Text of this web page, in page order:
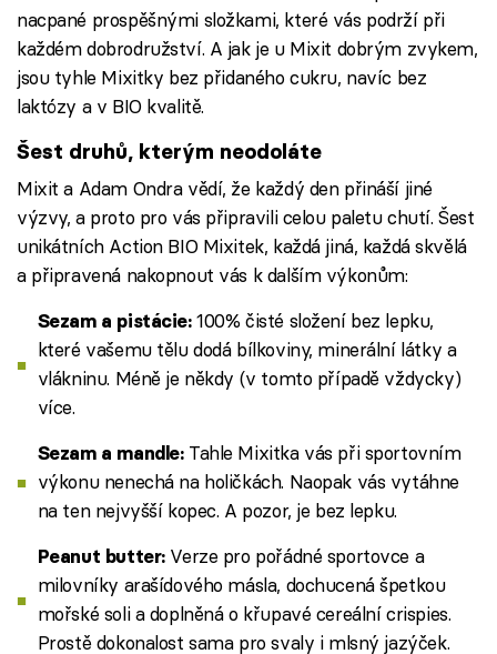
nacpané prospěšnými složkami, které vás podrží při
každém dobrodružství. A jak je u Mixit dobrým zvykem,
jsou tyhle Mixitky bez přidaného cukru, navíc bez
laktózy a v BIO kvalitě.
Šest druhů, kterým neodoláte
Mixit a Adam Ondra vědí, že každý den přináší jiné
výzvy, a proto pro vás připravili celou paletu chutí. Šest
unikátních Action BIO Mixitek, každá jiná, každá skvělá
a připravená nakopnout vás k dalším výkonům:
Sezam a pistácie:100% čisté složení bez lepku,
které vašemu tělu dodá bílkoviny, minerální látky a
vlákninu. Méně je někdy (v tomto případě vždycky)
více.
Sezam a mandle:Tahle Mixitka vás při sportovním
výkonu nenechá na holičkách. Naopak vás vytáhne
na ten nejvyšší kopec. A pozor, je bez lepku.
Peanut butter:Verze pro pořádné sportovce a
milovníky arašídového másla, dochucená špetkou
mořské soli a doplněná o křupavé cereální crispies.
Prostě dokonalost sama pro svaly i mlsný jazýček.